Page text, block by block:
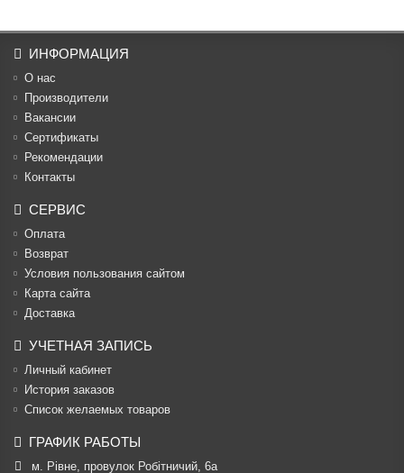
ИНФОРМАЦИЯ
О нас
Производители
Вакансии
Cертификаты
Рекомендации
Контакты
СЕРВИС
Оплата
Возврат
Условия пользования сайтом
Карта сайта
Доставка
УЧЕТНАЯ ЗАПИСЬ
Личный кабинет
История заказов
Список желаемых товаров
ГРАФИК РАБОТЫ
м. Рівне, провулок Робітничий, 6а